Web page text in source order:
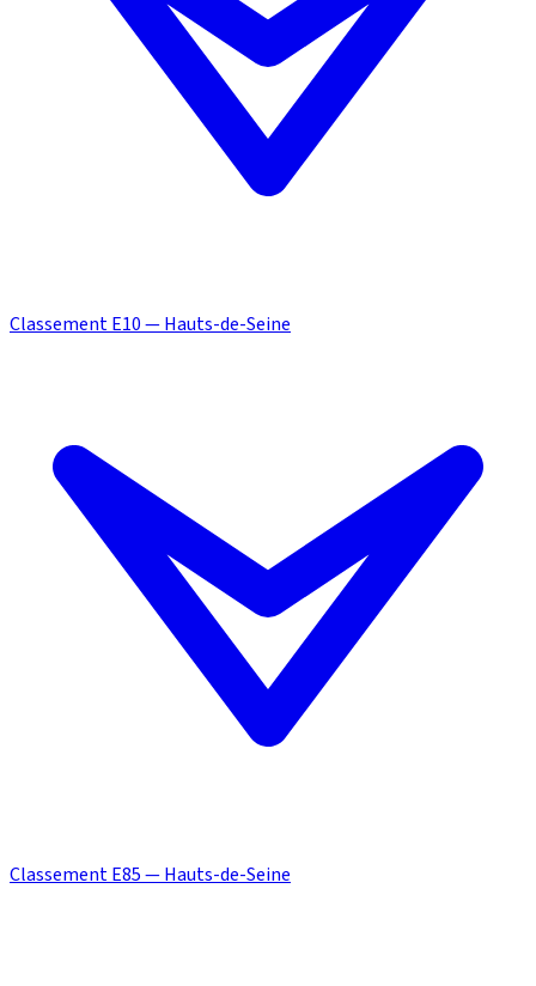
Classement E10 — Hauts-de-Seine
Classement E85 — Hauts-de-Seine